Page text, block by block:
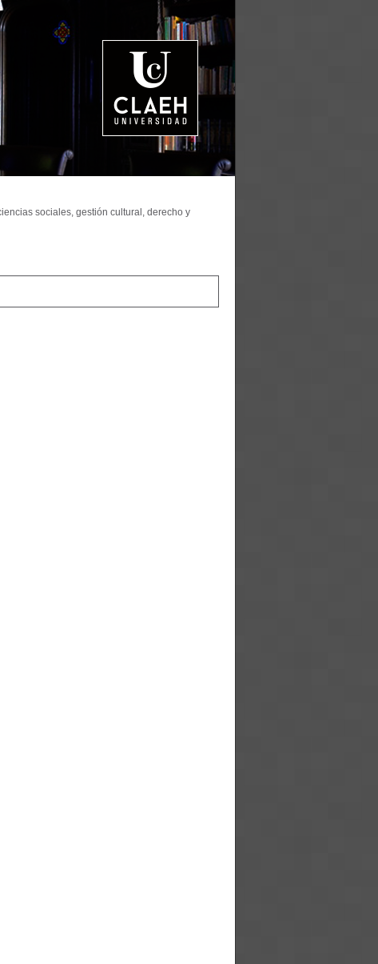
sociales, gestión cultural, derecho y